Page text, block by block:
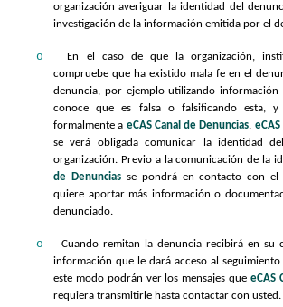
organización averiguar la identidad del
investigación de la información emitida por el
o
En el caso de que la organización,
compruebe que ha existido mala fe en el
denuncia, por ejemplo utilizando información
conoce que es falsa o falsificando esta, y
formalmente a eCAS Canal de Denuncias.
se verá obligada comunicar la identidad
organización. Previo a la comunicación de la
de Denuncias se pondrá en contacto con el
quiere aportar más información o
denunciado.
oCuando remitan la denuncia recibirá en su
información que le dará acceso al
este modo podrán ver los mensajes que eCAS
requiera transmitirle hasta contactar con usted.